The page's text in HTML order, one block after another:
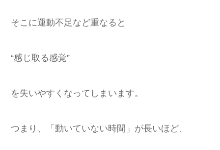
そこに運動不足など重なると
“感じ取る感覚”
を失いやすくなってしまいます。
つまり、「動いていない時間」が長いほど、